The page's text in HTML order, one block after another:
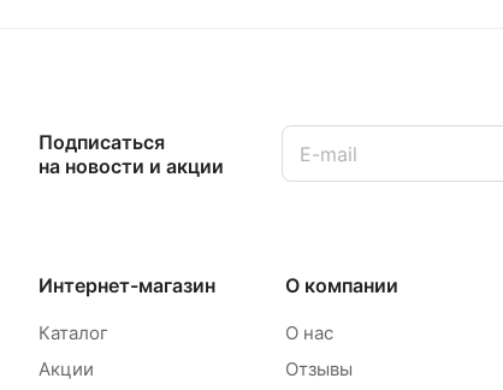
Подписаться
на новости и акции
Интернет-магазин
Каталог
Акции
О компании
О нас
Отзывы